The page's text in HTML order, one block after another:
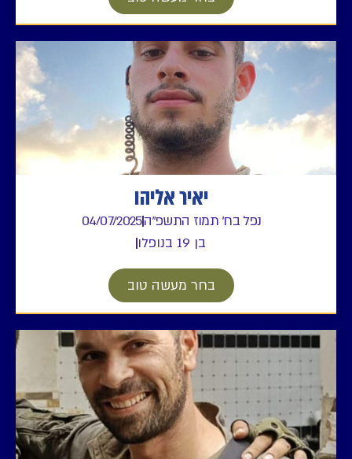
יאיר אליהו
נפל בח' תמוז התשפ"ה04/07/2025
בן 19 בנופלו
בחר מעשה טוב